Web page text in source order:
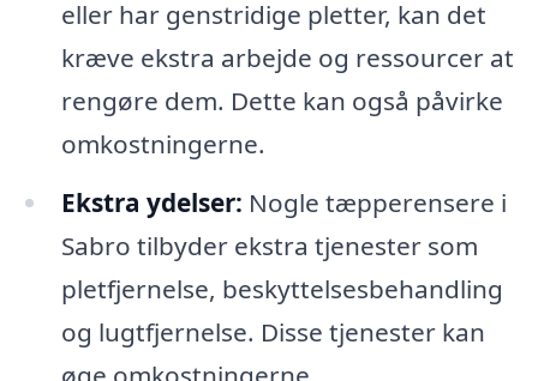
eller har genstridige pletter, kan det
kræve ekstra arbejde og ressourcer at
rengøre dem. Dette kan også påvirke
omkostningerne.
Ekstra ydelser: Nogle tæpperensere i
Sabro tilbyder ekstra tjenester som
pletfjernelse, beskyttelsesbehandling
og lugtfjernelse. Disse tjenester kan